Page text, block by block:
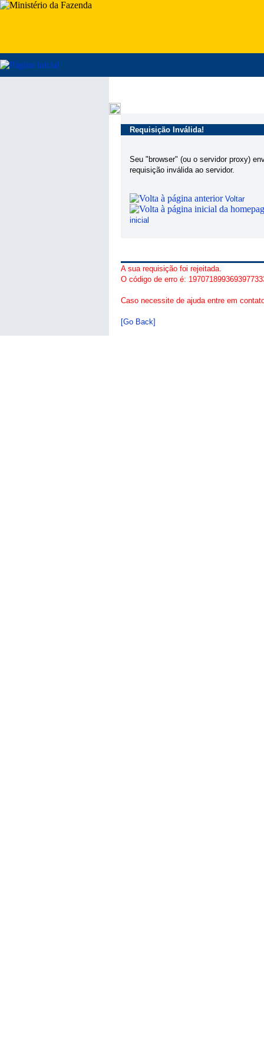
Requisição Inválida!
Seu "browser" (ou o servidor proxy)
requisição inválida ao servidor.
Voltar
inicial
A sua requisição foi rejeitada.
O código de erro é:
Caso necessite de ajuda entre em
[Go Back]